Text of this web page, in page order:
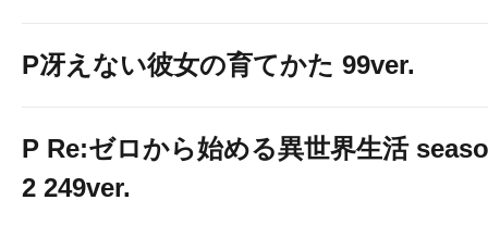
P冴えない彼女の育てかた 99ver.
P Re:ゼロから始める異世界生活
2 249ver.